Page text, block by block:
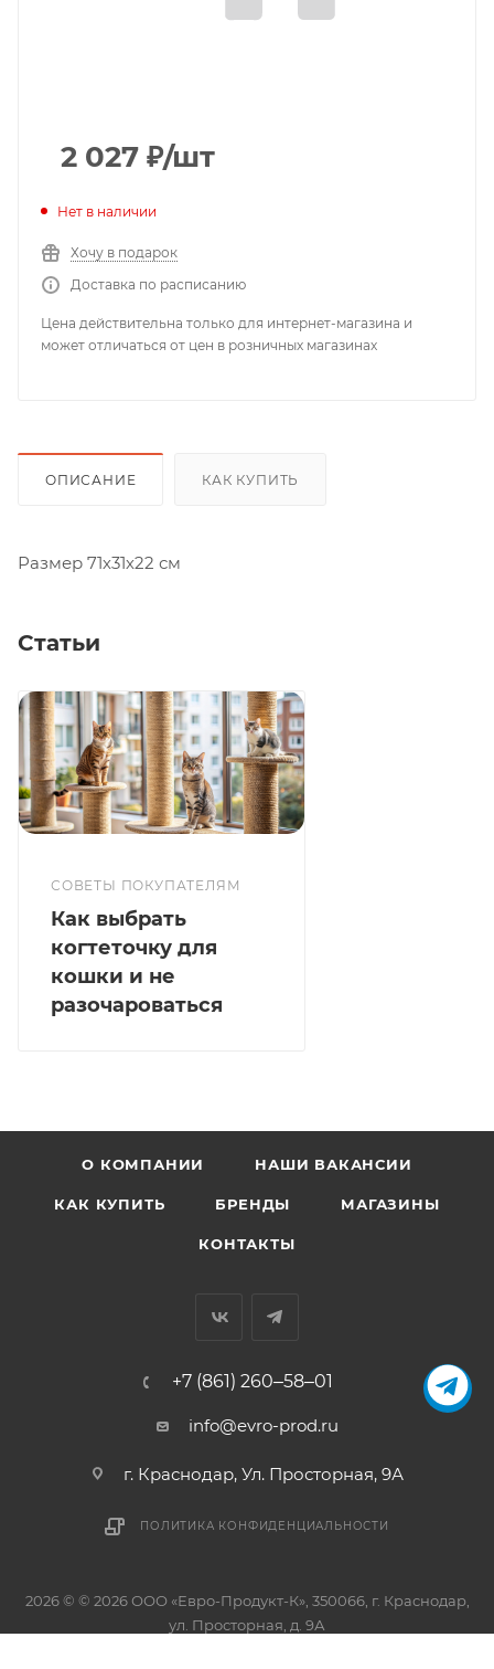
2 027 ₽/шт
Нет в наличии
Хочу в подарок
Доставка по расписанию
Цена действительна только для интернет-магазина и
может отличаться от цен в розничных магазинах
ОПИСАНИЕ КАК КУПИТЬ
Размер 71х31х22 см
Статьи
СОВЕТЫ ПОКУПАТЕЛЯМ
Как выбрать
когтеточку для
кошки и не
разочароваться
О КОМПАНИИ НАШИ ВАКАНСИИ
КАК КУПИТЬ БРЕНДЫ МАГАЗИНЫ
КОНТАКТЫ
+7 (861) 260‒58‒01
info@evro-prod.ru
г. Краснодар, ​Ул. Просторная, 9А
ПОЛИТИКА КОНФИДЕНЦИАЛЬНОСТИ
2026 © © 2026 ООО «Евро-Продукт-К», 350066, г. Краснодар,
ул. Просторная, д. 9А